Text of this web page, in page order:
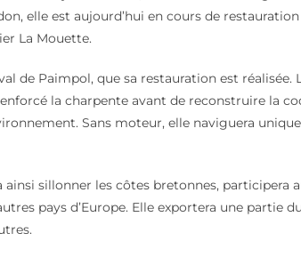
elle est aujourd’hui en cours de
La Mouette.
de Paimpol, que sa restauration est
la charpente avant de reconstruire la
Sans moteur, elle naviguera
ainsi sillonner les côtes bretonnes, participera
pays d’Europe. Elle exportera une partie